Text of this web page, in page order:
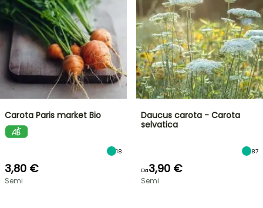
Carota Paris market Bio
18
3,80 €
Semi
Daucus carota - Carota
selvatica
87
Da3,90 €
Semi